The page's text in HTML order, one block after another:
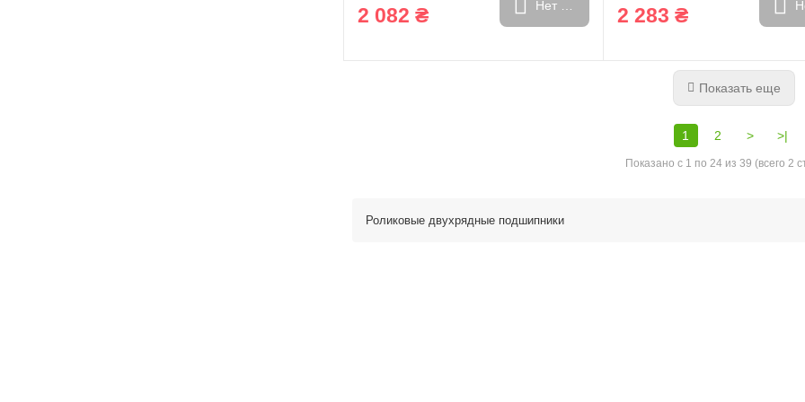
2 082 ₴ Нет в наличии 2 283 ₴
Показать еще
1 2 > >|
Показано с 1 по 24 из 39 (всего 2
Роликовые двухрядные подшипники